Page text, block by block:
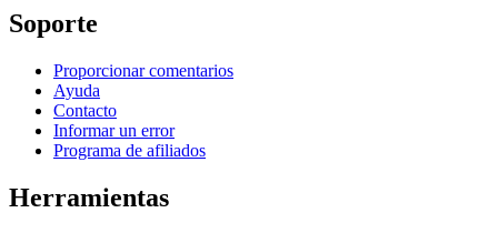
Soporte
Proporcionar comentarios
Ayuda
Contacto
Informar un error
Programa de afiliados
Herramientas